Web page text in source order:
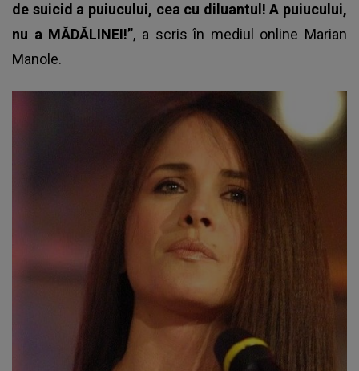
de suicid a puiucului, cea cu diluantul! A puiucului,
nu a MĂDĂLINEI!”, a scris în mediul online Marian
Manole.